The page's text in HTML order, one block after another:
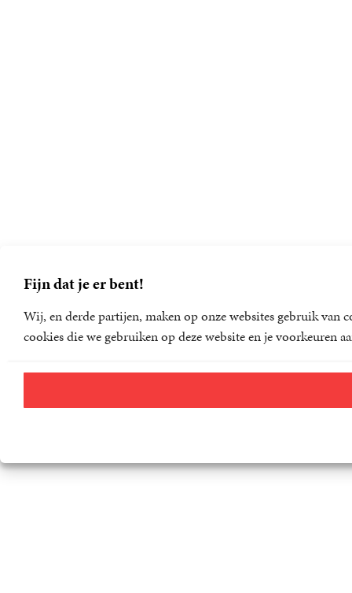
Fijn dat je er bent!
Wij, en derde partijen, maken op onze websites gebruik van
cookies die we gebruiken op deze website en je voorkeuren